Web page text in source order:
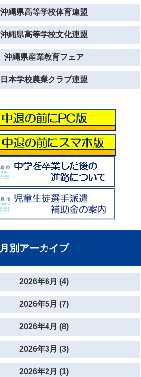
沖縄県高等学校体育連盟
沖縄県高等学校文化連盟
沖縄県産業教育フェア
日本学校農業クラブ連盟
月別アーカイブ
2026年6月 (4)
2026年5月 (7)
2026年4月 (8)
2026年3月 (3)
2026年2月 (1)